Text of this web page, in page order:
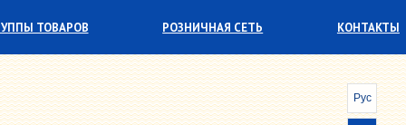
ТОВАРОВ
БЕЛОВЫЕ ТОВАРЫ
РОЗНИЧНАЯ СЕТЬ КОНТАКТЫ
Рус